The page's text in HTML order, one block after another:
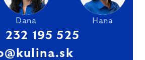
Dana Hana
232 195 525